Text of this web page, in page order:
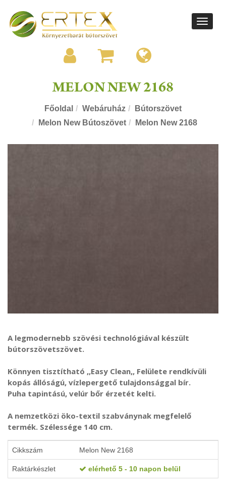
Toggle
MELON NEW 2168
Főoldal Webáruház
Bútorszövet
Melon New Bútoszövet
Melon New 2168
A legmodernebb szövési technológiával készült
bútorszövetszövet.
Könnyen tisztítható ,,Easy Clean,, Felülete rendkívüli
kopás állóságú, vízlepergető tulajdonsággal bír.
Puha tapintású, velúr bőr érzetét kelti.
A nemzetközi öko-textil szabványnak megfelelő
termék. Szélessége 140 cm.
Cikkszám Melon New 2168
Raktárkészlet elérhető 5 - 10 napon belül